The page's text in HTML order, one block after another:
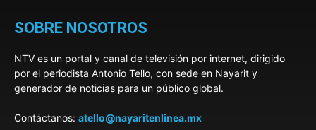
SOBRE NOSOTROS
NTV es un portal y canal de televisión por internet, dirigido
por el periodista Antonio Tello, con sede en Nayarit y
generador de noticias para un público global.
Contáctanos: atello@nayaritenlinea.mx